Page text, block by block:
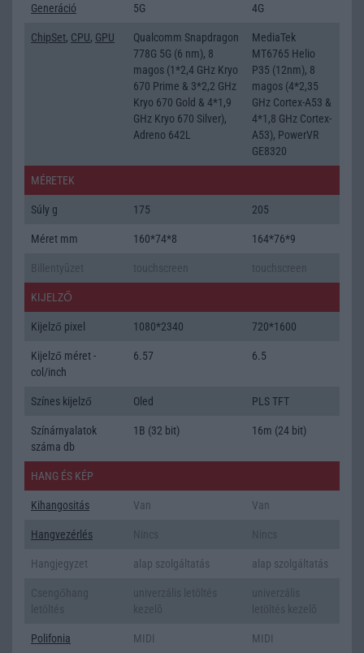
Generáció 5G 4G
ChipSet, CPU, GPU
Qualcomm Snapdragon
778G 5G (6 nm), 8
magos (1*2,4 GHz Kryo
670 Prime & 3*2,2 GHz
Kryo 670 Gold & 4*1,9
GHz Kryo 670 Silver),
Adreno 642L
MediaTek
MT6765 Helio
P35 (12nm), 8
magos (4*2,35
GHz Cortex-A53 &
4*1,8 GHz Cortex-
A53), PowerVR
GE8320
MÉRETEK
Súly g 175 205
Méret mm 160*74*8 164*76*9
KIJELZŐ
Kijelző pixel 1080*2340 720*1600
Kijelző méret -
col/inch
6.57 6.5
Színes kijelző Oled PLS TFT
Színárnyalatok
száma db
1B (32 bit) 16m (24 bit)
HANG ÉS KÉP
Kihangositás Van Van
Hangvezérlés
Hangjegyzet alap szolgáltatás alap szolgáltatás
Polifonia MIDI MIDI